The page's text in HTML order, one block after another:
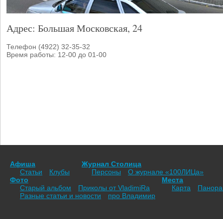
Адрес: Большая Московская, 24
Телефон (4922) 32-35-32
Время работы: 12-00 до 01-00
Афиша
Статьи
Клубы
Журнал Столица
Персоны
О журнале «100ЛИЦа»
Фото
Старый альбом
Приколы от VladimiRа
Места
Карта
Разные статьи и новости
про Владимир